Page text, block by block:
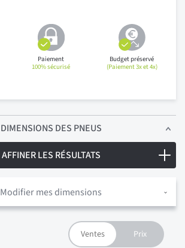
Paiement
100% sécurisé
Budget préservé
(Paiement 3x et 4x)
DIMENSIONS DES PNEUS
Modifier mes dimensions
AFFINER LES RÉSULTATS